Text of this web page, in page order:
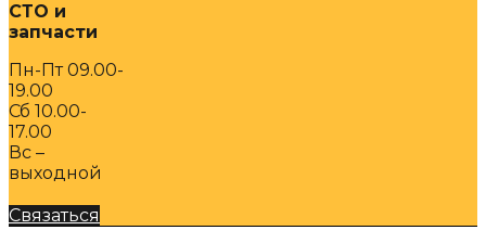
СТО и
запчасти
Пн-Пт 09.00-
19.00
Сб 10.00-
17.00
Вс –
выходной
Связаться